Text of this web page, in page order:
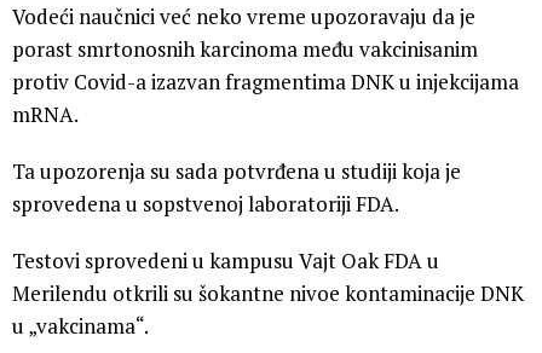
Vodeći naučnici već neko vreme upozoravaju da je
porast smrtonosnih karcinoma među vakcinisanim
protiv Covid-a izazvan fragmentima DNK u injekcijama
mRNA.
Ta upozorenja su sada potvrđena u studiji koja je
sprovedena u sopstvenoj laboratoriji FDA.
Testovi sprovedeni u kampusu Vajt Oak FDA u
Merilendu otkrili su šokantne nivoe kontaminacije DNK
u „vakcinama“.